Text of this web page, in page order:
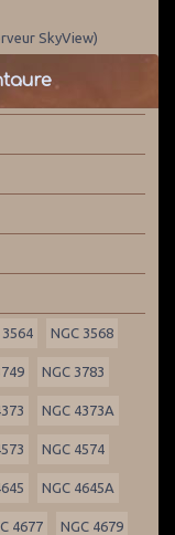
SkyView)
3564 NGC 3568
NGC 3783
NGC 4373A
NGC 4574
NGC 4645A
4677 NGC 4679